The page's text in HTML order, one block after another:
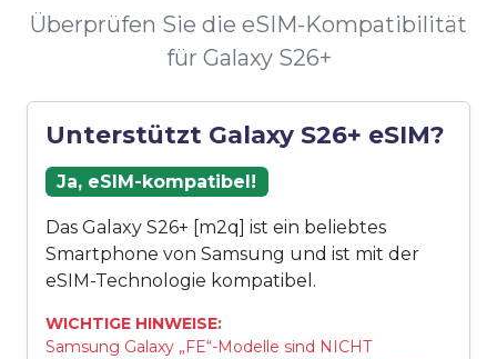
Überprüfen Sie die eSIM-Kompatibilität
für Galaxy S26+
Unterstützt Galaxy S26+ eSIM?
Ja, eSIM-kompatibel!
Das Galaxy S26+ [m2q] ist ein beliebtes
Smartphone von Samsung und ist mit der
eSIM-Technologie kompatibel.
WICHTIGE HINWEISE:
Samsung Galaxy „FE“-Modelle sind NICHT